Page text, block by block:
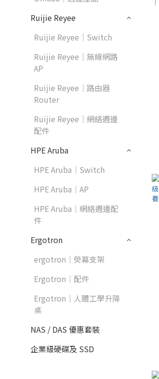
Ruijie Reyee
Ruijie Reyee｜Switch
Ruijie Reyee｜無線網路
AP
Ruijie Reyee｜路由器
Router
Ruijie Reyee｜網絡週邊
配件
HPE Aruba
HPE Aruba｜Switch
HPE Aruba｜AP
HPE Aruba｜網絡週邊配
件
Ergotron
ergotron｜熒幕支架
Ergotron｜配件
Ergotron｜人體工學升降
桌
NAS / DAS 優惠套裝
企業級硬碟及 SSD